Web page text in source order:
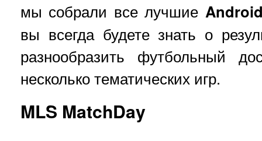
мы собрали все лучшие
вы всегда будете знать о
разнообразить футбольный
несколько тематических игр.
MLS MatchDay